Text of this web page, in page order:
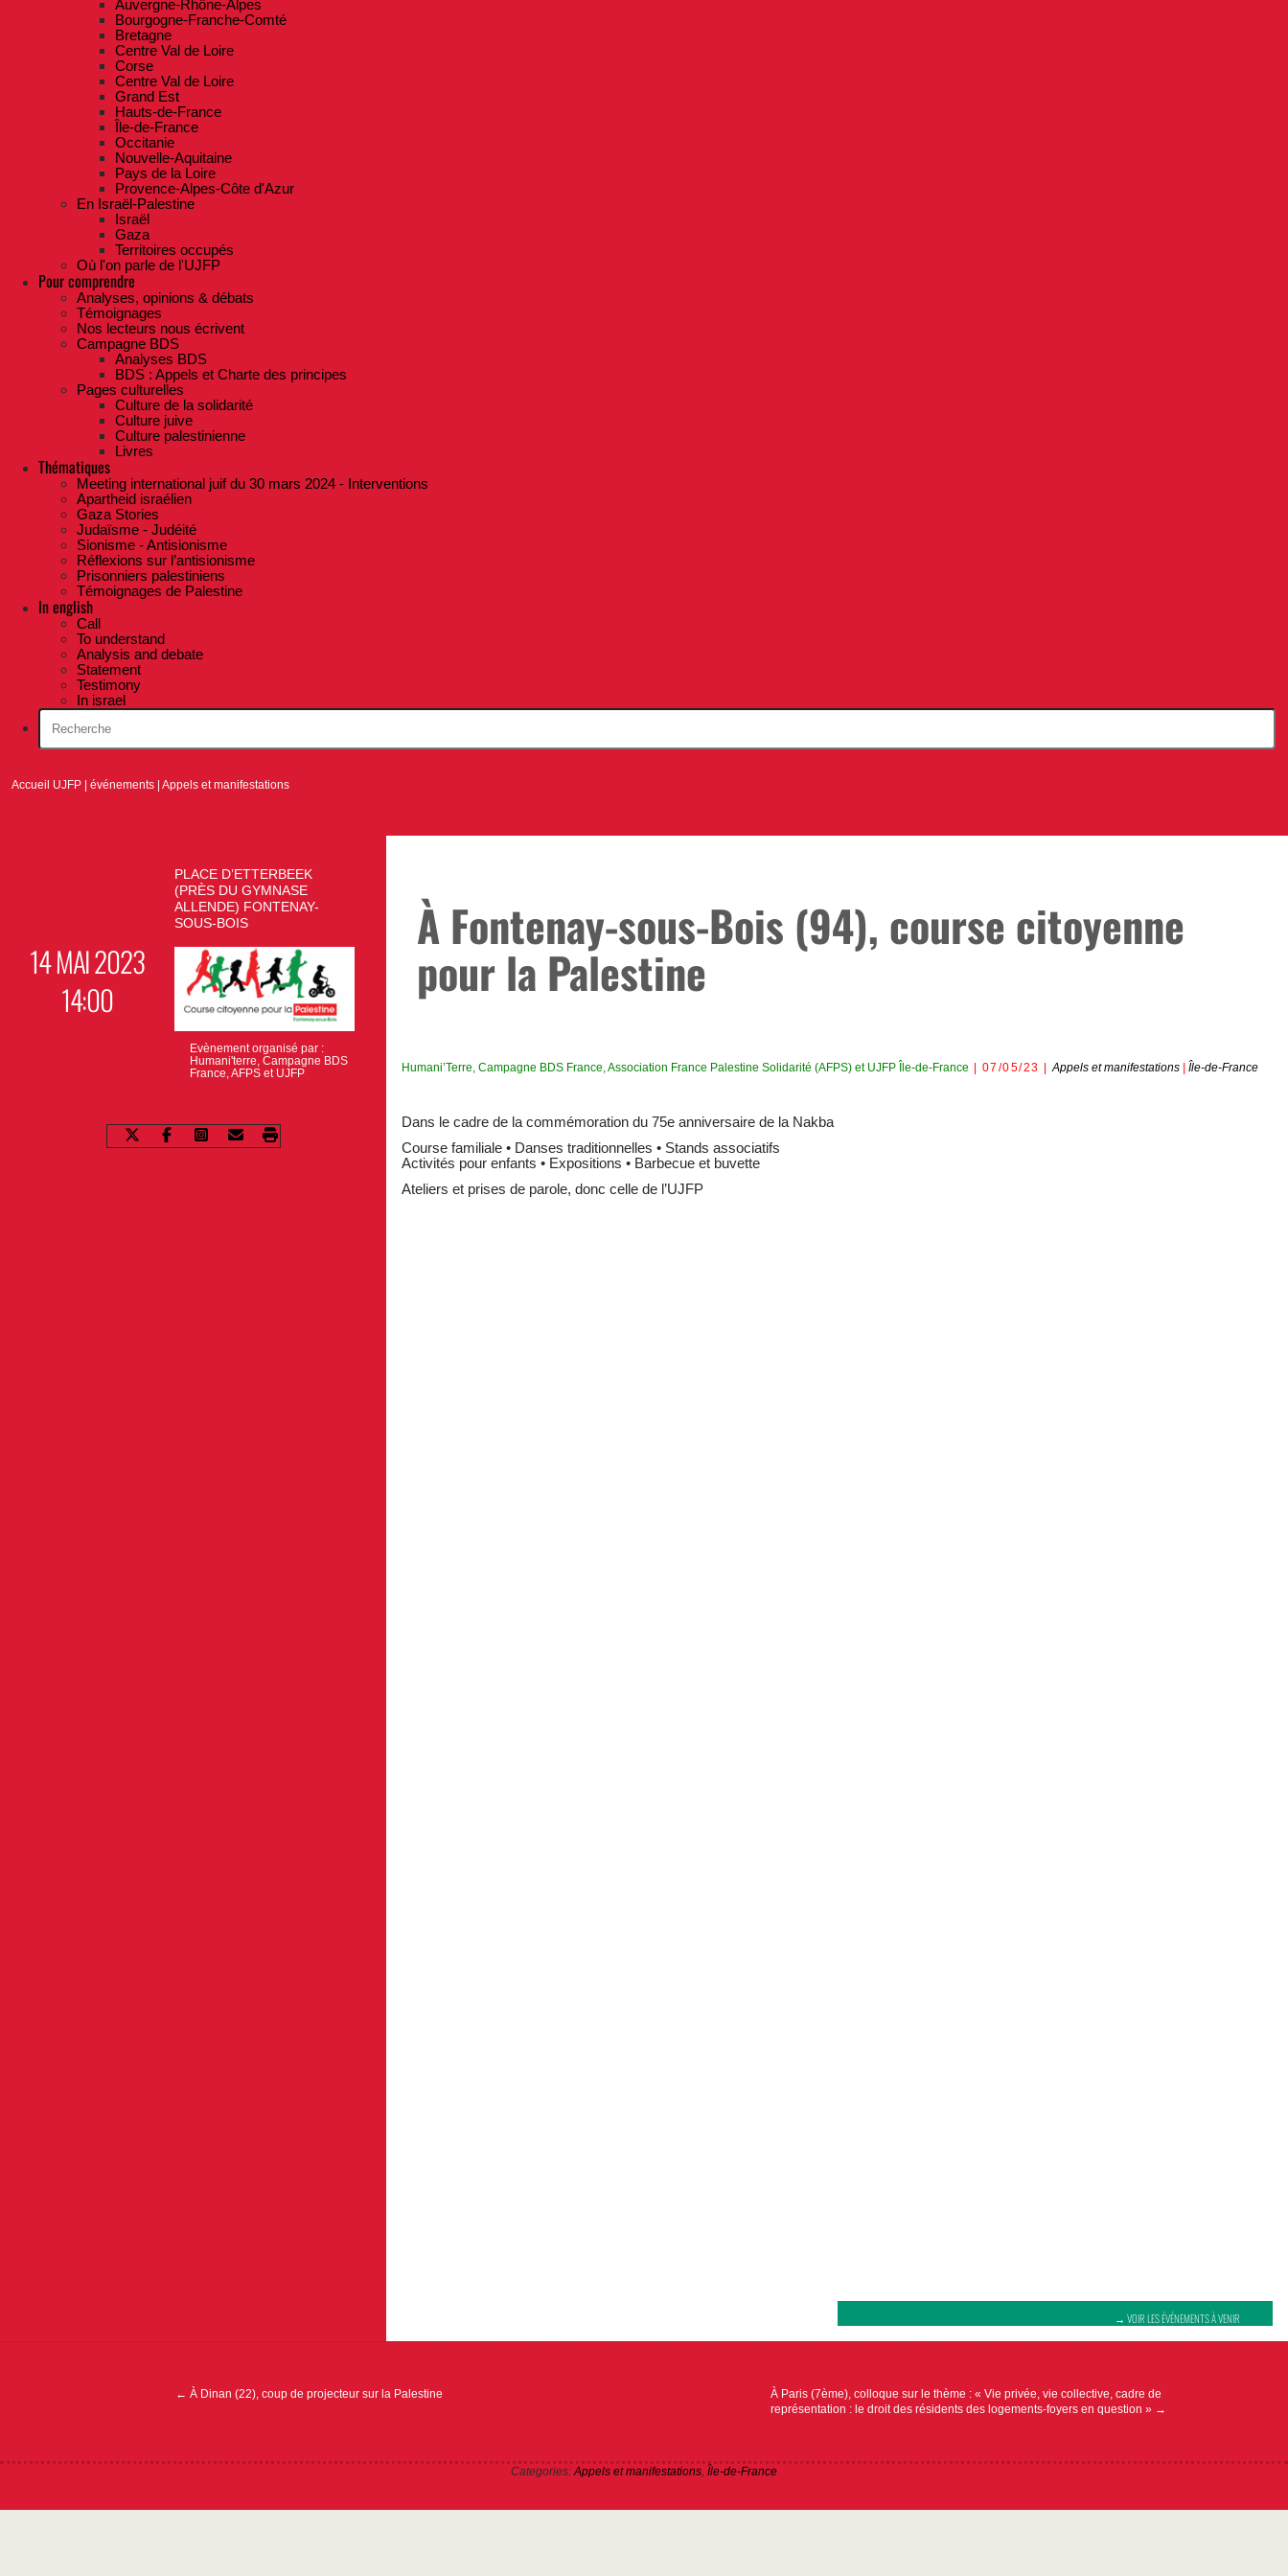
Auvergne-Rhône-Alpes
Bourgogne-Franche-Comté
Bretagne
Centre Val de Loire
Corse
Centre Val de Loire
Grand Est
Hauts-de-France
Île-de-France
Occitanie
Nouvelle-Aquitaine
Pays de la Loire
Provence-Alpes-Côte d'Azur
En Israël-Palestine
Israël
Gaza
Territoires occupés
Où l'on parle de l'UJFP
Pour comprendre
Analyses, opinions & débats
Témoignages
Nos lecteurs nous écrivent
Campagne BDS
Analyses BDS
BDS : Appels et Charte des principes
Pages culturelles
Culture de la solidarité
Culture juive
Culture palestinienne
Livres
Thématiques
Meeting international juif du 30 mars 2024 - Interventions
Apartheid israélien
Gaza Stories
Judaïsme - Judéité
Sionisme - Antisionisme
Réflexions sur l’antisionisme
Prisonniers palestiniens
Témoignages de Palestine
In english
Call
To understand
Analysis and debate
Statement
Testimony
In israel
Accueil UJFP |événements |Appels et manifestations
14 MAI 2023
14:00
PLACE D’ETTERBEEK
(PRÈS DU GYMNASE
ALLENDE) FONTENAY-
SOUS-BOIS
Evènement organisé par :
Humani'terre, Campagne BDS
France, AFPS et UJFP
À Fontenay-sous-Bois (94), course citoyenne
pour la Palestine
Humani’Terre ,Campagne BDS France ,Association France Palestine Solidarité (AFPS) et UJFP Île-de-France 07/05/23 Appels et manifestations |Île-de-France
Dans le cadre de la commémoration du 75e anniversaire de la Nakba
Course familiale • Danses traditionnelles • Stands associatifs
Activités pour enfants • Expositions • Barbecue et buvette
Ateliers et prises de parole, donc celle de l’UJFP
→ VOIR LES ÉVÉNEMENTS À VENIR
Navigation
← À Dinan (22), coup de projecteur sur la Palestine
À Paris (7ème), colloque sur le thème : « Vie privée, vie collective, cadre de
représentation : le droit des résidents des logements-foyers en question » →
Categories:Appels et manifestations, Île-de-France